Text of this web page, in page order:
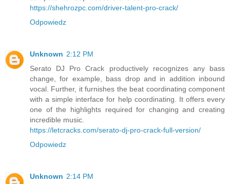
https://shehrozpc.com/driver-talent-pro-crack/
Odpowiedz
Unknown 2:12 PM
Serato DJ Pro Crack productively recognizes any bass
change, for example, bass drop and in addition inbound
vocal. Further, it furnishes the beat coordinating component
with a simple interface for help coordinating. It offers every
one of the highlights required for changing and creating
incredible music.
https://letcracks.com/serato-dj-pro-crack-full-version/
Odpowiedz
Unknown 2:14 PM